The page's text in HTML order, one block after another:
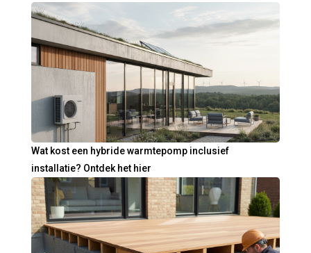
Wat kost een hybride warmtepomp inclusief
installatie? Ontdek het hier